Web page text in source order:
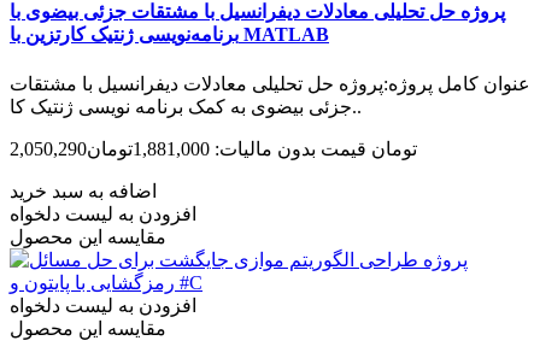
پروژه حل تحلیلی معادلات دیفرانسیل با مشتقات جزئی بیضوی با
برنامه‌نویسی ژنتیک کارتزین با MATLAB
عنوان کامل پروژه:پروژه حل تحلیلی معادلات دیفرانسیل با مشتقات
جزئی بیضوی به کمک برنامه نویسی ژنتیک کا..
2,050,290تومان قیمت بدون مالیات: 1,881,000تومان
اضافه به سبد خرید
افزودن به لیست دلخواه
مقایسه این محصول
افزودن به لیست دلخواه
مقایسه این محصول